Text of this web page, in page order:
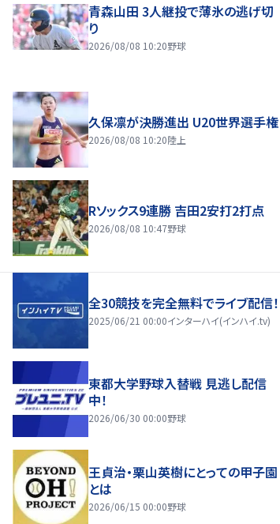
青森山田 3人継投で薄氷の逃げ切
り
2026/08/08 10:20野球
久保凛が決勝進出 U20世界選手権
2026/08/08 10:20陸上
Rソックス9連勝 吉田2安打2打点
2026/08/08 10:47野球
全30競技を完全無料でライブ配信！
2025/06/21 00:00インターハイ(インハイ.tv)
東都大学野球入替戦 見逃し配信
中！
2026/06/30 00:00野球
王貞治・栗山英樹にとっての甲子園
とは
2026/06/15 00:00野球